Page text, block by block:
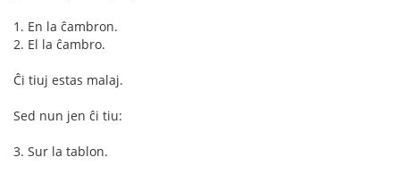
1. En la ĉambron.
2. El la ĉambro.
Ĉi tiuj estas malaj.
Sed nun jen ĉi tiu:
3. Sur la tablon.